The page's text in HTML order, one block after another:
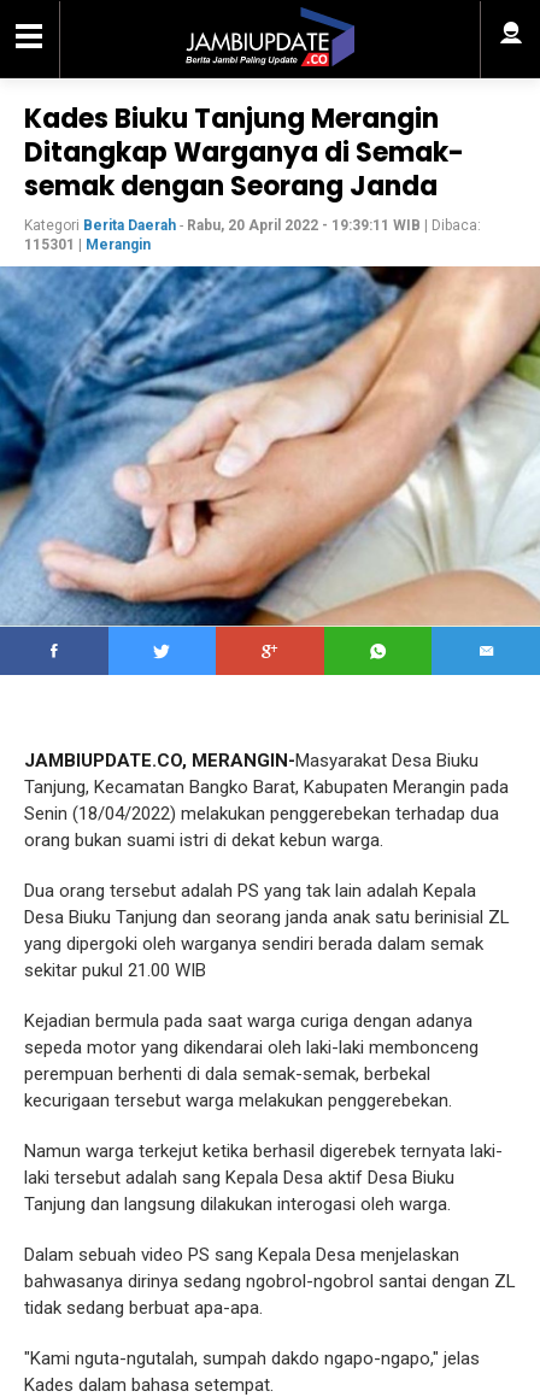
Kades Biuku Tanjung Merangin
Ditangkap Warganya di Semak-
semak dengan Seorang Janda
Kategori Berita Daerah - Rabu, 20 April 2022 - 19:39:11 WIB | Dibaca:
115301
Merangin
JAMBIUPDATE.CO, MERANGIN-Masyarakat Desa Biuku
Tanjung, Kecamatan Bangko Barat, Kabupaten Merangin pada
Senin (18/04/2022) melakukan penggerebekan terhadap dua
orang bukan suami istri di dekat kebun warga.
Dua orang tersebut adalah PS yang tak lain adalah Kepala
Desa Biuku Tanjung dan seorang janda anak satu berinisial ZL
yang dipergoki oleh warganya sendiri berada dalam semak
sekitar pukul 21.00 WIB
Kejadian bermula pada saat warga curiga dengan adanya
sepeda motor yang dikendarai oleh laki-laki membonceng
perempuan berhenti di dala semak-semak, berbekal
kecurigaan tersebut warga melakukan penggerebekan.
Namun warga terkejut ketika berhasil digerebek ternyata laki-
laki tersebut adalah sang Kepala Desa aktif Desa Biuku
Tanjung dan langsung dilakukan interogasi oleh warga.
Dalam sebuah video PS sang Kepala Desa menjelaskan
bahwasanya dirinya sedang ngobrol-ngobrol santai dengan ZL
tidak sedang berbuat apa-apa.
"Kami nguta-ngutalah, sumpah dakdo ngapo-ngapo," jelas
Kades dalam bahasa setempat.